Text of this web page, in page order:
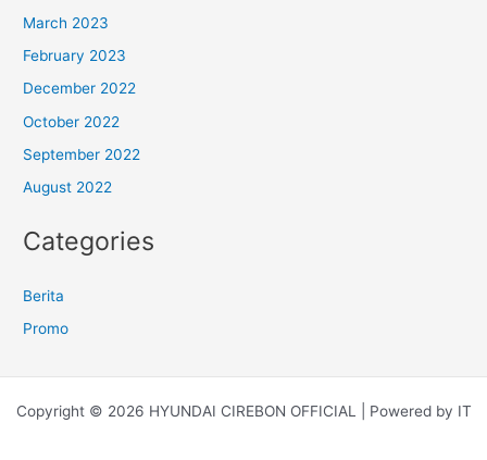
March 2023
February 2023
December 2022
October 2022
September 2022
August 2022
Categories
Berita
Promo
Copyright © 2026 HYUNDAI CIREBON OFFICIAL | Powered by IT